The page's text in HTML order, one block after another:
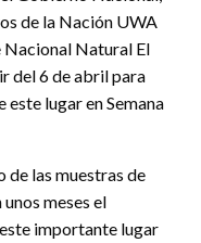
de la Nación UWA
Nacional Natural El
del 6 de abril para
lugar en Semana
de las muestras de
meses el
importante lugar